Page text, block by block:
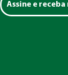
Assine e